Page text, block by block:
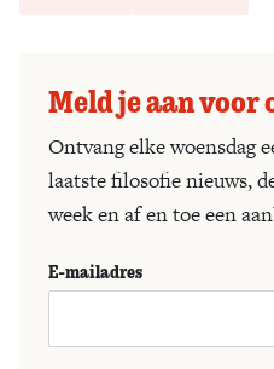
Meld je aan voor
Ontvang elke woensdag
laatste filosofie nieuws,
week en af en toe een
E-mailadres